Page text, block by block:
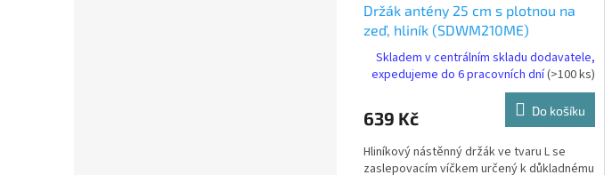
Držák antény 25 cm s plotnou na
zeď, hliník (SDWM210ME)
Skladem v centrálním skladu dodavatele,
expedujeme do 6 pracovních dní(>100 ks)
639 Kč Do košíku
Hliníkový nástěnný držák ve tvaru L se
zaslepovacím víčkem určený k důkladnému